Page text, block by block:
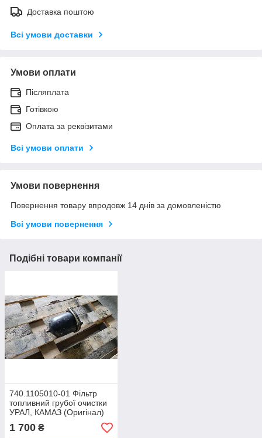
Доставка поштою
Всі умови доставки
Умови оплати
Післяплата
Готівкою
Оплата за реквізитами
Всі умови оплати
Умови повернення
Повернення товару впродовж 14 днів за домовленістю
Всі умови повернення
Подібні товари компанії
740.1105010-01 Фільтр
топливний грубої очистки
УРАЛ, КАМАЗ (Оригінал)
1 700 ₴